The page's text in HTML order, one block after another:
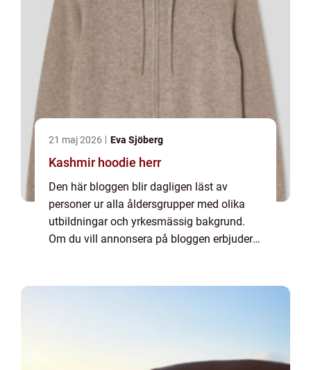
21 maj 2026 Eva Sjöberg
Kashmir hoodie herr
Den här bloggen blir dagligen läst av
personer ur alla åldersgrupper med olika
utbildningar och yrkesmässig bakgrund.
Om du vill annonsera på bloggen erbjuder